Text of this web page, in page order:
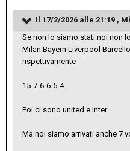
Il 17/2/2026 alle 21:19 ,
Se non lo siamo stati noi non
Milan Bayern Liverpool
rispettivamente
15-7-6-6-5-4
Poi ci sono united e Inter
Ma noi siamo arrivati anche 7